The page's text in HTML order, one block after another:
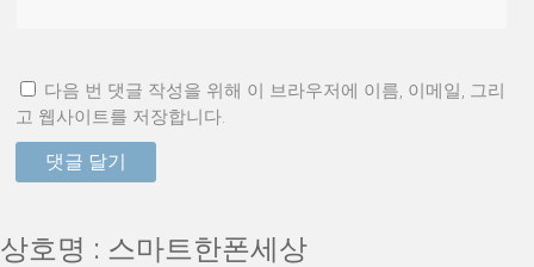
다음 번 댓글 작성을 위해 이 브라우저에 이름, 이메일, 그리
고 웹사이트를 저장합니다.
상호명 : 스마트한폰세상